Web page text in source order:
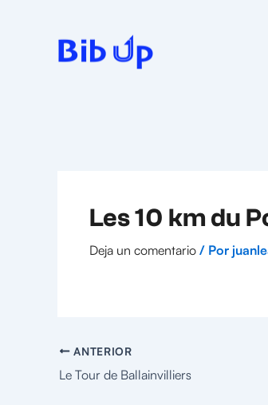
Les 10 km du
Deja un comentario / Por
ANTERIOR
Le Tour de Ballainvilliers